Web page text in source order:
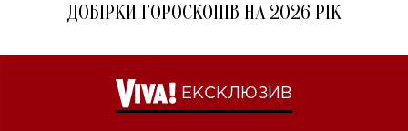
ДОБІРКИ ГОРОСКОПІВ НА 2026 РІК
ЕКСКЛЮЗИВ